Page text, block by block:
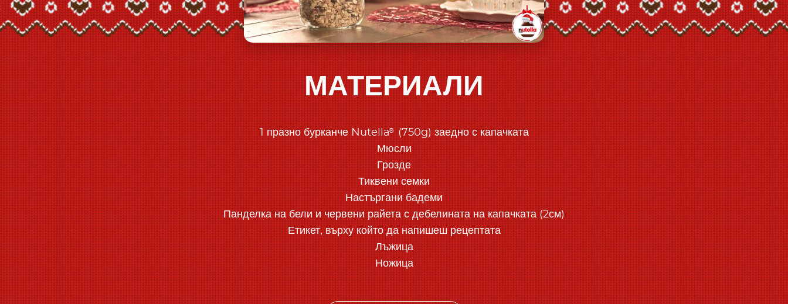
МАТЕРИАЛИ
1 празно бурканче Nutella®(750g) заедно с капачката
Мюсли
Грозде
Тиквени семки
Настъргани бадеми
Панделка на бели и червени райета с дебелината на капачката (2см)
Етикет, върху който да напишеш рецептата
Лъжица
Ножица